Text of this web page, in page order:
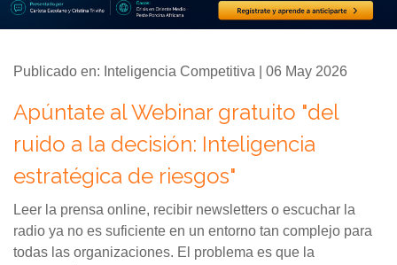
Publicado en: Inteligencia Competitiva | 06 May 2026
Apúntate al Webinar gratuito "del
ruido a la decisión: Inteligencia
estratégica de riesgos"
Leer la prensa online, recibir newsletters o escuchar la
radio ya no es suficiente en un entorno tan complejo para
todas las organizaciones. El problema es que la